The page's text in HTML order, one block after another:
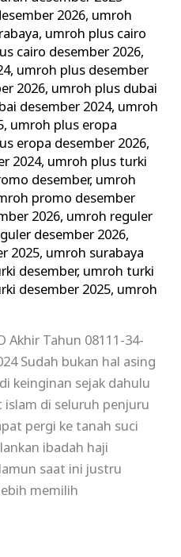
2026, umroh
, umroh plus cairo
cairo desember 2026,
, umroh plus desember
2026, umroh plus dubai
desember 2024, umroh
, umroh plus eropa
eropa desember 2026,
2024, umroh plus turki
desember, umroh
promo desember
2026, umroh reguler
desember 2026,
2025, umroh surabaya
desember, umroh turki
desember 2025, umroh
Akhir Tahun 08111-34-
Sudah bukan hal asing
keinginan sejak dahulu
di seluruh penjuru
pergi ke tanah suci
ibadah haji
saat ini justru
memilih